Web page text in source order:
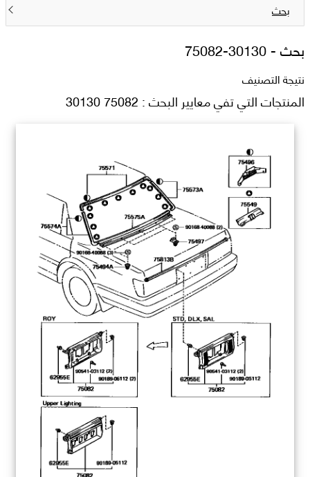
بحث
بحث -75082-30130
نتيجة التصنيف
المنتجات التي تفي معايير البحث : 75082 30130